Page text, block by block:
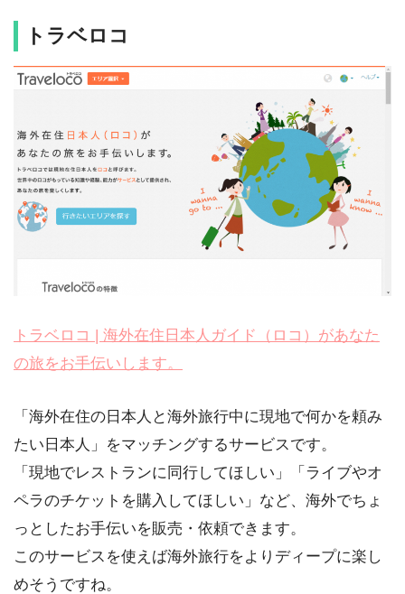
トラベロコ
トラベロコ | 海外在住日本人ガイド（ロコ）があなた
の旅をお手伝いします。
「海外在住の日本人と海外旅行中に現地で何かを頼み
たい日本人」をマッチングするサービスです。
「現地でレストランに同行してほしい」「ライブやオ
ペラのチケットを購入してほしい」など、海外でちょ
っとしたお手伝いを販売・依頼できます。
このサービスを使えば海外旅行をよりディープに楽し
めそうですね。